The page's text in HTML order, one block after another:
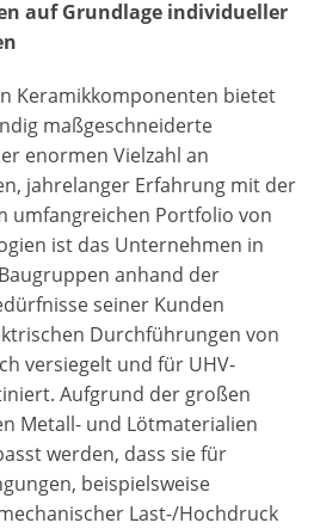
auf Grundlage individueller
Keramikkomponenten bietet
maßgeschneiderte
enormen Vielzahl an
jahrelanger Erfahrung mit der
umfangreichen Portfolio von
ist das Unternehmen in
anhand der
seiner Kunden
Durchführungen von
versiegelt und für UHV-
Aufgrund der großen
Metall- und Lötmaterialien
werden, dass sie für
beispielsweise
Last-/Hochdruck